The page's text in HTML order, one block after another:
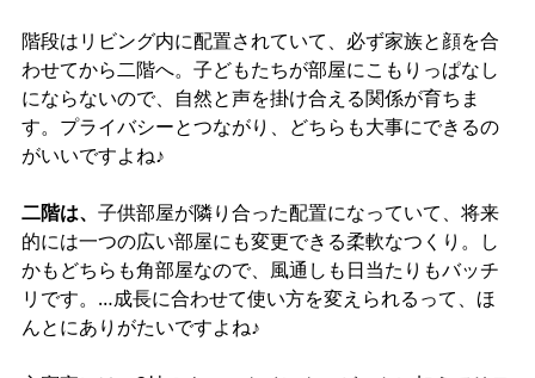
階段はリビング内に配置されていて、必ず家族と顔を合
わせてから二階へ。子どもたちが部屋にこもりっぱなし
にならないので、自然と声を掛け合える関係が育ちま
す。プライバシーとつながり、どちらも大事にできるの
がいいですよね♪
二階は、 子供部屋が隣り合った配置になっていて、将来
的には一つの広い部屋にも変更できる柔軟なつくり。し
かもどちらも角部屋なので、風通しも日当たりもバッチ
リです。…成長に合わせて使い方を変えられるって、ほ
んとにありがたいですよね♪